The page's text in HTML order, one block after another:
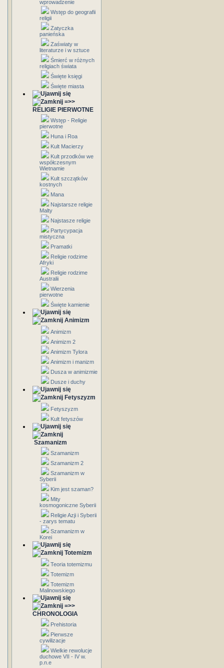
wprowadzenie
Wstęp do geografii
religii
Zatyczka
panieńska
Zaświaty w
literaturze i w sztuce
Śmierć w różnych
religiach świata
Święte księgi
Święte miasta
=>>
RELIGIE PIERWOTNE
Wstęp - Religie
pierwotne
Huna i Roa
Kult Macierzy
Kult przodków we
współczesnym
Wietnamie
Kult szczątków
kostnych
Mana
Najstarsze religie
Malty
Najstasze religie
Partycypacja
mistyczna
Pramatki
Religie rodzime
Afryki
Religie rodzime
Australii
Wierzenia
pierwotne
Święte kamienie
Animizm
Animizm
Animizm 2
Animizm Tylora
Animizm i manizm
Dusza w animizmie
Dusze i duchy
Fetyszyzm
Fetyszyzm
Kult fetyszów
Szamanizm
Szamanizm
Szamanizm 2
Szamanizm w
Syberii
Kim jest szaman?
Mity
kosmogoniczne Syberii
Religie Azji i Syberii
- zarys tematu
Szamanizm w
Korei
Totemizm
Teoria totemizmu
Totemizm
Totemizm
Malinowskiego
=>>
CHRONOLOGIA
Prehistoria
Pierwsze
cywilizacje
Wielkie rewolucje
duchowe VII - IV w.
p.n.e